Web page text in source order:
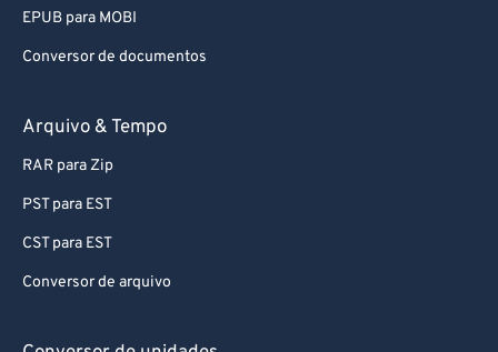
EPUB para MOBI
Conversor de documentos
Arquivo & Tempo
RAR para Zip
PST para EST
CST para EST
Conversor de arquivo